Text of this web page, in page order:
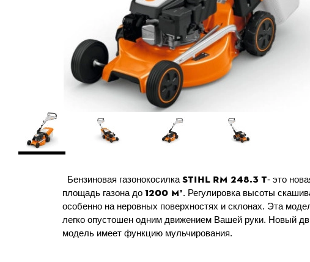
Бензиновая газонокосилка STIHL RM 248.3 T- это
площадь газона до 1200 м². Регулировка высоты
особенно на неровных поверхностях и склонах. Эта
легко опустошен одним движением Вашей руки. Новый
модель имеет функцию мульчирования.